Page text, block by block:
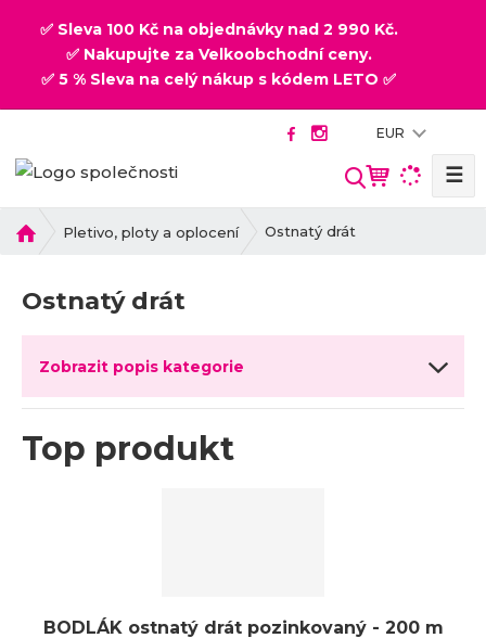
✅ Sleva 100 Kč na objednávky nad 2 990 Kč.
✅ Nakupujte za Velkoobchodní ceny.
✅ 5 % Sleva na celý nákup s kódem LETO ✅
EUR
V
a
☰
v
d
s
t
a
Pletivo, ploty a oplocení Ostnatý drát
Ostnatý drát
Zobrazit popis kategorie
Top produkt
BODLÁK ostnatý drát pozinkovaný - 200 m